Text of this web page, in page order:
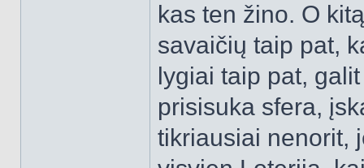
kas ten žino. O
savaičių taip pat,
lygiai taip pat,
prisisuka sfera,
tikriausiai nenorit,